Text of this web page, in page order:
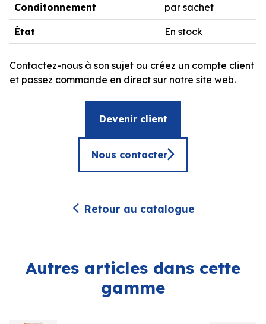
Conditonnement par sachet
État En stock
Contactez-nous à son sujet ou créez un compte client
et passez commande en direct sur notre site web.
Devenir client
Nous contacter
Retour au catalogue
Autres articles dans cette
gamme